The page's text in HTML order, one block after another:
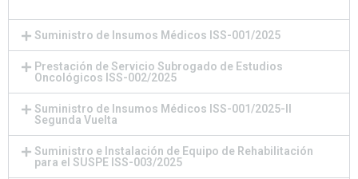
Suministro de Insumos Médicos ISS-001/2025
Prestación de Servicio Subrogado de Estudios
Oncológicos ISS-002/2025
Suministro de Insumos Médicos ISS-001/2025-II
Segunda Vuelta
Suministro e Instalación de Equipo de Rehabilitación
para el SUSPE ISS-003/2025